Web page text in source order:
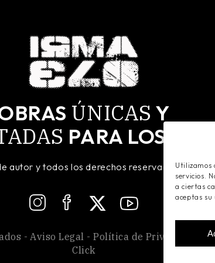
Utilizamos
servicios.
a ciertas
aceptas su
ÚNICAS Y
PARA LOS
autor y todos los derechos reservados.
- Aviso Legal -Política de Privacidad
Click